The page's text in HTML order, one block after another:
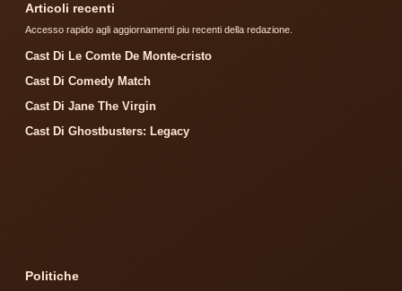
Articoli recenti
Accesso rapido agli aggiornamenti piu recenti della redazione.
Cast Di Le Comte De Monte-cristo
Cast Di Comedy Match
Cast Di Jane The Virgin
Cast Di Ghostbusters: Legacy
Politiche